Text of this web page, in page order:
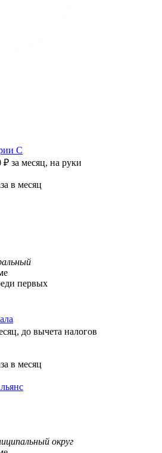
С
₽ за месяц, на руки
в месяц
первых
до вычета налогов
в месяц
округ